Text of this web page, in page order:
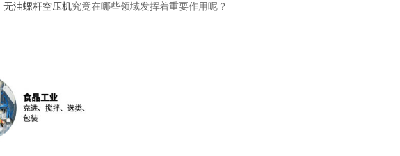
无油螺杆空压机究竟在哪些领域发挥着重要作用呢？